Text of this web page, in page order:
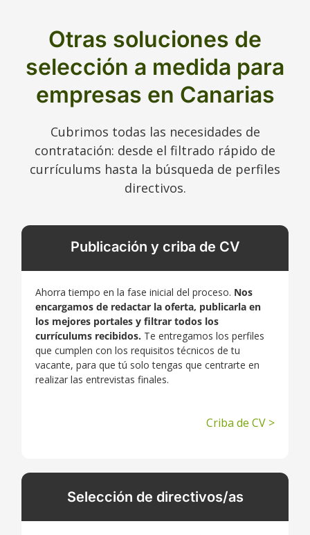
Otras soluciones de
selección a medida para
empresas en Canarias
Cubrimos todas las necesidades de
contratación: desde el filtrado rápido de
currículums hasta la búsqueda de perfiles
directivos.
Publicación y criba de CV
Ahorra tiempo en la fase inicial del proceso. Nos
encargamos de redactar la oferta, publicarla en
los mejores portales y filtrar todos los
currículums recibidos. Te entregamos los perfiles
que cumplen con los requisitos técnicos de tu
vacante, para que tú solo tengas que centrarte en
realizar las entrevistas finales.
Criba de CV >
Selección de directivos/as